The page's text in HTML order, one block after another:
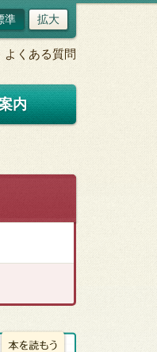
準 拡大
よくある質問
内